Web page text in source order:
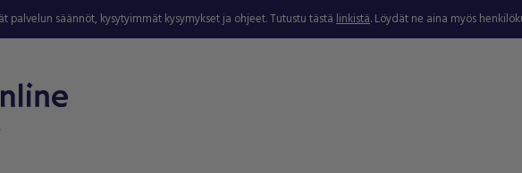
palvelun säännöt, kysytyimmät kysymykset ja ohjeet. Tutustu tästälinkistä. Löydät ne aina myös